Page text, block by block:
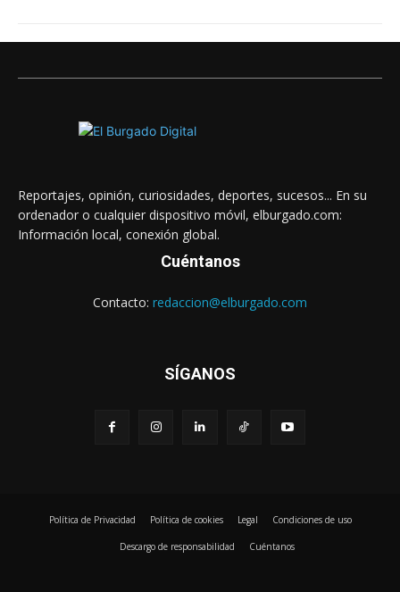
Reportajes, opinión, curiosidades, deportes, sucesos... En su
ordenador o cualquier dispositivo móvil, elburgado.com:
Información local, conexión global.
Cuéntanos
Contacto: redaccion@elburgado.com
SÍGANOS
Política de Privacidad Política de cookies Legal Condiciones de uso
Descargo de responsabilidad Cuéntanos